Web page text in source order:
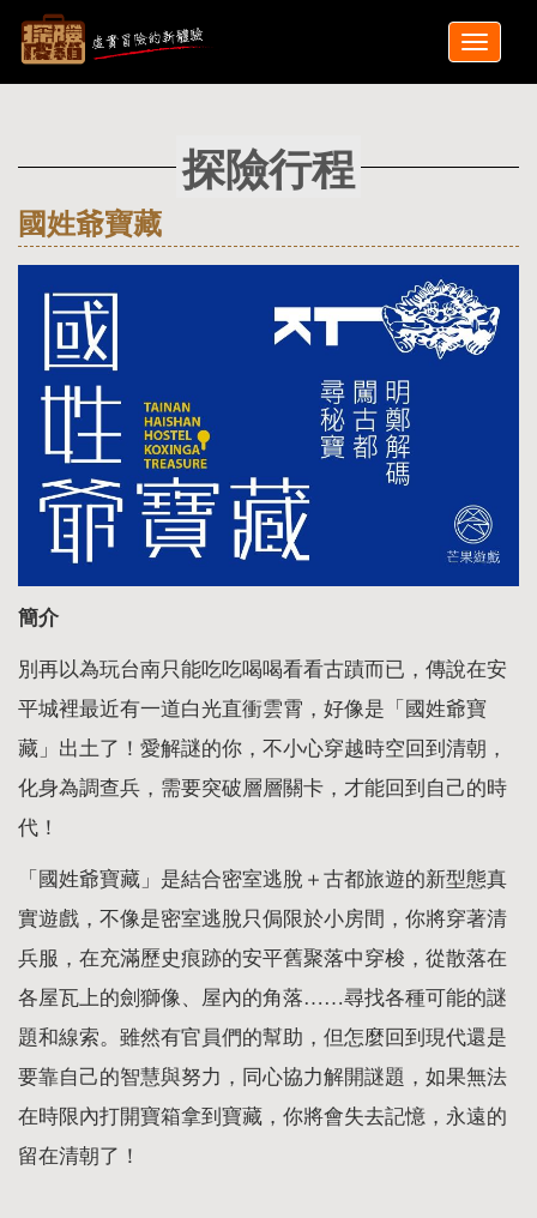
探險行程
國姓爺寶藏
簡介
別再以為玩台南只能吃吃喝喝看看古蹟而已，傳說在安
平城裡最近有一道白光直衝雲霄，好像是「國姓爺寶
藏」出土了！愛解謎的你，不小心穿越時空回到清朝，
化身為調查兵，需要突破層層關卡，才能回到自己的時
代！
「國姓爺寶藏」是結合密室逃脫＋古都旅遊的新型態真
實遊戲，不像是密室逃脫只侷限於小房間，你將穿著清
兵服，在充滿歷史痕跡的安平舊聚落中穿梭，從散落在
各屋瓦上的劍獅像、屋內的角落……尋找各種可能的謎
題和線索。雖然有官員們的幫助，但怎麼回到現代還是
要靠自己的智慧與努力，同心協力解開謎題，如果無法
在時限內打開寶箱拿到寶藏，你將會失去記憶，永遠的
留在清朝了！